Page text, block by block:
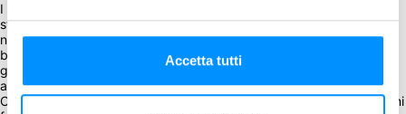
Accetta tutti
I giocatori affronteranno molti pericolosi avversari nel corso della
storia e prenderanno parte ad accesi combattimenti con questi
nemici. Middara presenta un innovativo sistema di combattimento
basato su dadi. In base al loro equipaggiamento e alle loro abilità, i
giocatori avranno accesso a combinazioni uniche di due dadi che
aumenteranno, in diversi modi, il loro potenziale di attacco e danno.
Oltre ai numeri, i dadi hanno un particolare insieme di simboli su ogni